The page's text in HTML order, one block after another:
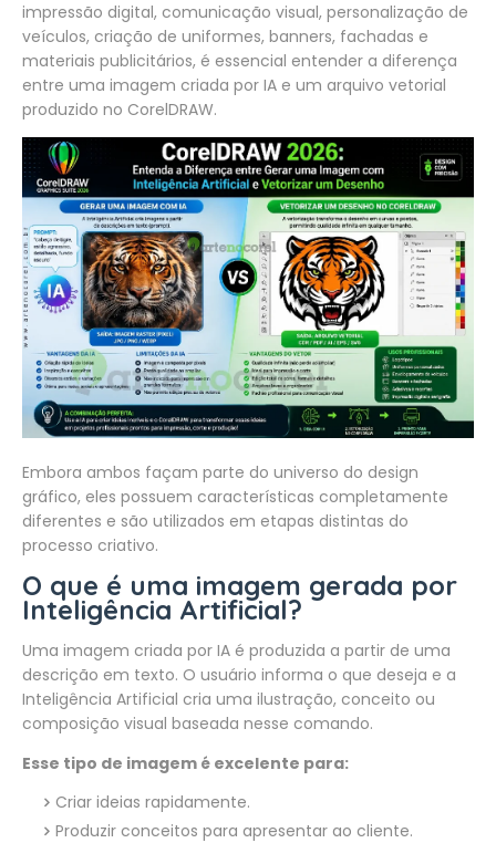
impressão digital, comunicação visual, personalização de
veículos, criação de uniformes, banners, fachadas e
materiais publicitários, é essencial entender a diferença
entre uma imagem criada por IA e um arquivo vetorial
produzido no CorelDRAW.
Embora ambos façam parte do universo do design
gráfico, eles possuem características completamente
diferentes e são utilizados em etapas distintas do
processo criativo.
O que é uma imagem gerada por
Inteligência Artificial?
Uma imagem criada por IA é produzida a partir de uma
descrição em texto. O usuário informa o que deseja e a
Inteligência Artificial cria uma ilustração, conceito ou
composição visual baseada nesse comando.
Esse tipo de imagem é excelente para:
Criar ideias rapidamente.
Produzir conceitos para apresentar ao cliente.